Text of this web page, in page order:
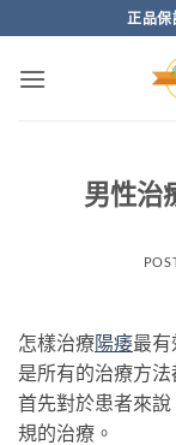
轉
正品保
男性治
怎樣治療陽痿最
是所有的治療方
首先對於患者來
規的治療。